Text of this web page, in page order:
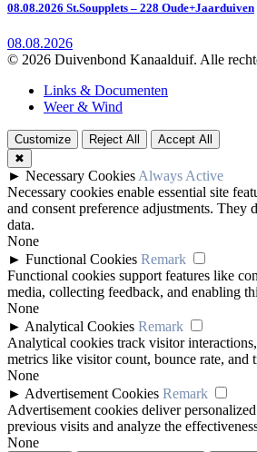
08.08.2026 St.Soupplets – 228 Oude+Jaarduiven
08.08.2026
© 2026 Duivenbond Kanaalduif. Alle
Links & Documenten
Weer & Wind
Customize Reject All
Accept All
✖
► Necessary Cookies Always Active
Necessary cookies enable essential site
and consent preference adjustments. They
data.
None
► Functional Cookies Remark
Functional cookies support features like
media, collecting feedback, and enabling
None
► Analytical Cookies Remark
Analytical cookies track visitor
metrics like visitor count, bounce rate, and
None
► Advertisement Cookies Remark
Advertisement cookies deliver
previous visits and analyze the
None